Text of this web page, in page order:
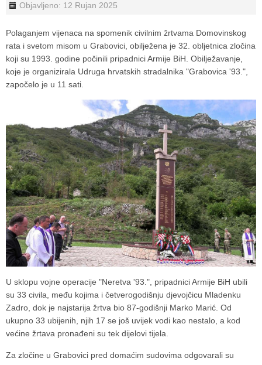
Objavljeno: 12 Rujan 2025
Polaganjem vijenaca na spomenik civilnim žrtvama Domovinskog
rata i svetom misom u Grabovici, obilježena je 32. obljetnica zločina
koji su 1993. godine počinili pripadnici Armije BiH. Obilježavanje,
koje je organizirala Udruga hrvatskih stradalnika "Grabovica '93.",
započelo je u 11 sati.
U sklopu vojne operacije "Neretva '93.", pripadnici Armije BiH ubili
su 33 civila, među kojima i četverogodišnju djevojčicu Mladenku
Zadro, dok je najstarija žrtva bio 87-godišnji Marko Marić. Od
ukupno 33 ubijenih, njih 17 se još uvijek vodi kao nestalo, a kod
većine žrtava pronađeni su tek dijelovi tijela.
Za zločine u Grabovici pred domaćim sudovima odgovarali su